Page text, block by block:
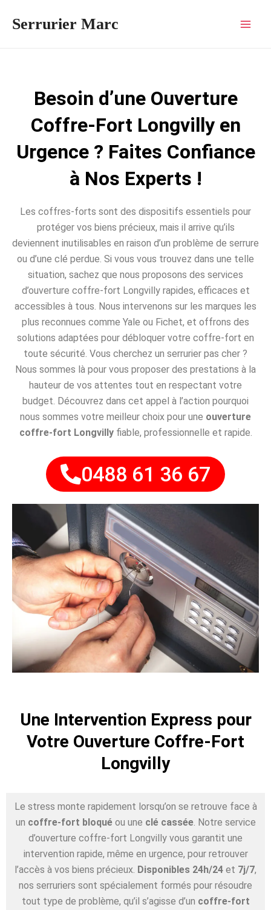
Serrurier Marc
Besoin d’une Ouverture
Coffre-Fort Longvilly en
Urgence ? Faites Confiance
à Nos Experts !
Les coffres-forts sont des dispositifs essentiels pour
protéger vos biens précieux, mais il arrive qu’ils
deviennent inutilisables en raison d’un problème de serrure
ou d’une clé perdue. Si vous vous trouvez dans une telle
situation, sachez que nous proposons des services
d’ouverture coffre-fort Longvilly rapides, efficaces et
accessibles à tous. Nous intervenons sur les marques les
plus reconnues comme Yale ou Fichet, et offrons des
solutions adaptées pour débloquer votre coffre-fort en
toute sécurité. Vous cherchez un serrurier pas cher ?
Nous sommes là pour vous proposer des prestations à la
hauteur de vos attentes tout en respectant votre
budget. Découvrez dans cet appel à l’action pourquoi
nous sommes votre meilleur choix pour une ouverture
coffre-fort Longvillyfiable, professionnelle et rapide.
0488 61 36 67
Une Intervention Express pour
Votre Ouverture Coffre-Fort
Longvilly
Le stress monte rapidement lorsqu’on se retrouve face à
un coffre-fort bloquéou une clé cassée. Notre service
d’ouverture coffre-fort Longvilly vous garantit une
intervention rapide, même en urgence, pour retrouver
l’accès à vos biens précieux. Disponibles 24h/24 et 7j/7,
nos serruriers sont spécialement formés pour résoudre
tout type de problème, qu’il s’agisse d’un coffre-fort